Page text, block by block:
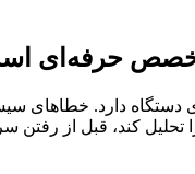
متخصص حرفه‌ای
دستگاه دارد.
تحلیل کند، قبل از